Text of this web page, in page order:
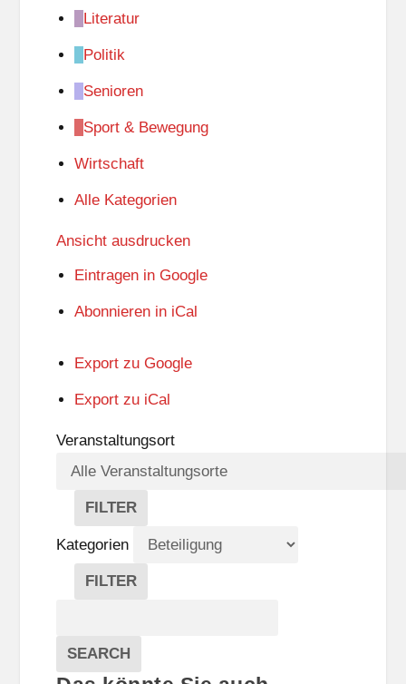
Literatur
Politik
Senioren
Sport & Bewegung
Wirtschaft
Alle Kategorien
Ansicht ausdrucken
Eintragen in Google
Abonnieren in iCal
Export zu Google
Export zu iCal
Veranstaltungsort
FILTER
V
E
R
A
A
L
Kategorien
FILTER
E
G
Veranstaltungen
SEARCH